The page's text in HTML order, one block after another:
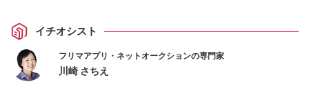
イチオシスト
フリマアプリ・ネットオークションの専門家
川崎 さちえ